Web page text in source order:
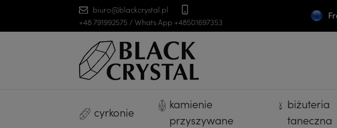
biuro@blackcrystal.pl
+48 791992575 / Whats App +48501697353
cyrkonie
kamienie
przyszywane
biżuteria
taneczna